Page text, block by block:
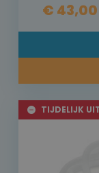
€ 43,00
TIJDELIJK